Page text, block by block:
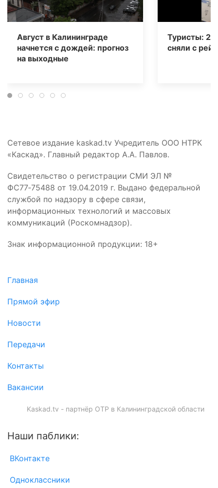
Август в Калининграде
начнется с дождей: прогноз
на выходные
Туристы: 20
сняли с
Сетевое издание kaskad.tv Учредитель ООО НТРК
«Каскад». Главный редактор А.А. Павлов.
Свидетельство о регистрации СМИ ЭЛ №
ФС77‑75488 от 19.04.2019 г. Выдано федеральной
службой по надзору в сфере связи,
информационных технологий и массовых
коммуникаций (Роскомнадзор).
Знак информационной продукции: 18+
Главная
Прямой эфир
Новости
Передачи
Контакты
Вакансии
Kaskad.tv - партнёр ОТР в Калининградской области
Наши паблики:
ВКонтакте
Одноклассники